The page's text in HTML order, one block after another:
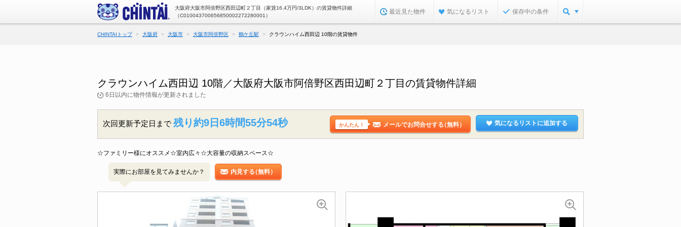
大阪府大阪市阿倍野区西田辺町２丁目（家賃16.4万円/3LDK）の賃貸物件詳細
（C010043700656850002272280001）
最近見た物件 気になるリスト 保存中の条件
CHINTAIトップ 大阪府 大阪市 大阪市阿倍野区 鶴ケ丘駅 クラウンハイム西田辺 10階の賃貸物件
クラウンハイム西田辺 10階／大阪府大阪市阿倍野区西田辺町２丁目の賃貸物件詳細
6日以内に物件情報が更新されました
次回更新予定日まで 残り約9日6時間55分53秒 かんたん！ メールでお問合せする（無料） 気になるリストに追加する
☆ファミリー様にオススメ☆室内広々☆大容量の収納スペース☆
実際にお部屋を見てみませんか？ 内見する（無料）